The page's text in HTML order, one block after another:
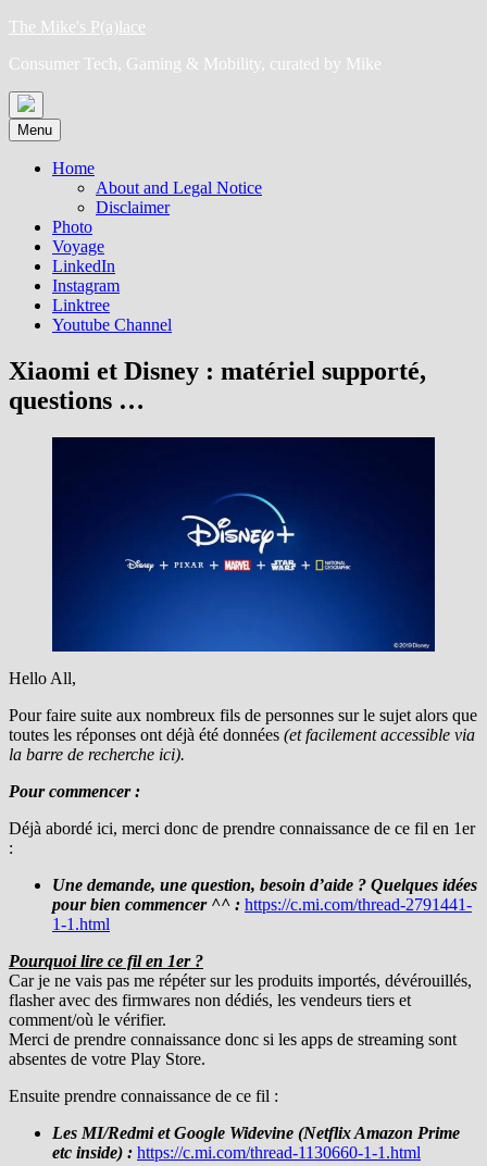
Skip
content
The Mike's P(a)lace
Consumer Tech, Gaming & Mobility, curated by Mike
Menu
Home
About and Legal Notice
Disclaimer
Photo
Voyage
LinkedIn
Instagram
Linktree
Youtube Channel
Xiaomi et Disney : matériel supporté,
questions …
Hello All,
Pour faire suite aux nombreux fils de personnes sur le sujet alors que
toutes les réponses ont déjà été données (et facilement accessible via
la barre de recherche ici).
Pour commencer :
Déjà abordé ici, merci donc de prendre connaissance de ce fil en 1er
:
Une demande, une question, besoin d’aide ? Quelques idées
pour bien commencer ^^ : https://c.mi.com/thread-2791441-
1-1.html
Pourquoi lire ce fil en 1er ?
Car je ne vais pas me répéter sur les produits importés, dévérouillés,
flasher avec des firmwares non dédiés, les vendeurs tiers et
comment/où le vérifier.
Merci de prendre connaissance donc si les apps de streaming sont
absentes de votre Play Store.
Ensuite prendre connaissance de ce fil :
Les MI/Redmi et Google Widevine (Netflix Amazon Prime
etc inside) : https://c.mi.com/thread-1130660-1-1.html